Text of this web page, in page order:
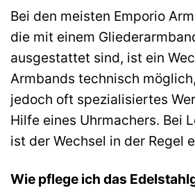
Bei den meisten Emporio
die mit einem
ausgestattet sind, ist ein
Armbands technisch
jedoch oft spezialisiertes
Hilfe eines Uhrmachers. Bei
ist der Wechsel in der Regel
Wie pflege ich das